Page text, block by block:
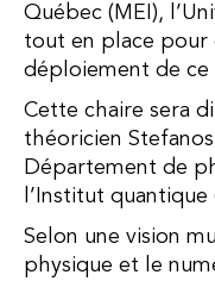
Québec (MEI),
tout en place pour
déploiement de ce
Cette chaire sera
théoricien
Département de
l’Institut
Selon une vision
physique et le